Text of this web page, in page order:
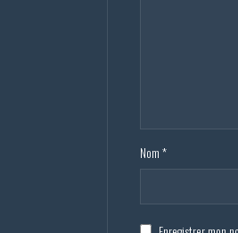
Nom *